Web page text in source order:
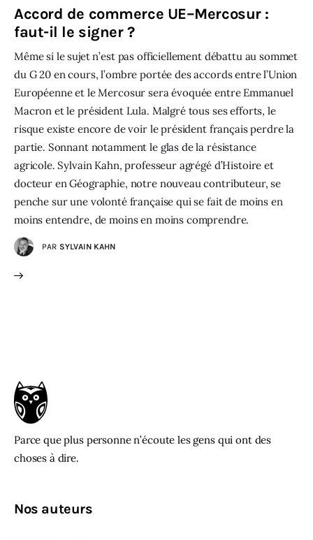
Accord de commerce UE–Mercosur :
faut-il le signer ?
Même si le sujet n’est pas officiellement débattu au sommet
du G 20 en cours, l’ombre portée des accords entre l’Union
Européenne et le Mercosur sera évoquée entre Emmanuel
Macron et le président Lula. Malgré tous ses efforts, le
risque existe encore de voir le président français perdre la
partie. Sonnant notamment le glas de la résistance
agricole. Sylvain Kahn, professeur agrégé d’Histoire et
docteur en Géographie, notre nouveau contributeur, se
penche sur une volonté française qui se fait de moins en
moins entendre, de moins en moins comprendre.
PAR SYLVAIN KAHN
Parce que plus personne n’écoute les gens qui ont des
choses à dire.
Nos auteurs